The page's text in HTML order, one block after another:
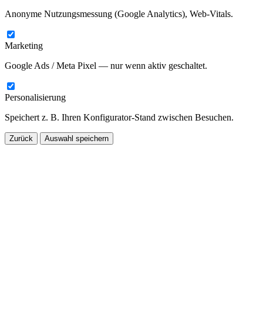
Anonyme Nutzungsmessung (Google Analytics), Web-Vitals.
Marketing
Google Ads / Meta Pixel — nur wenn aktiv geschaltet.
Personalisierung
Speichert z. B. Ihren Konfigurator-Stand zwischen Besuchen.
Zurück Auswahl speichern